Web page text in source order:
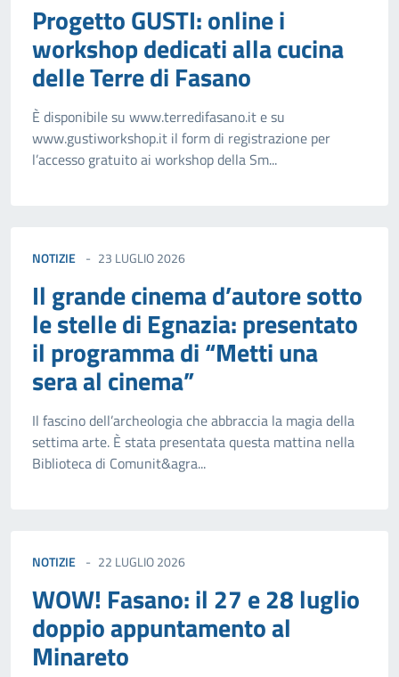
Progetto GUSTI: online i
workshop dedicati alla cucina
delle Terre di Fasano
È disponibile su www.terredifasano.it e su
www.gustiworkshop.it il form di registrazione per
l’accesso gratuito ai workshop della Sm...
NOTIZIE 23 LUGLIO 2026
Il grande cinema d’autore sotto
le stelle di Egnazia: presentato
il programma di “Metti una
sera al cinema”
Il fascino dell’archeologia che abbraccia la magia della
settima arte. È stata presentata questa mattina nella
Biblioteca di Comunit&agra...
NOTIZIE 22 LUGLIO 2026
WOW! Fasano: il 27 e 28 luglio
doppio appuntamento al
Minareto